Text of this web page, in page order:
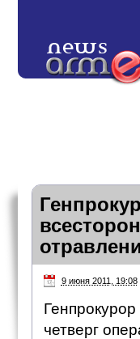
9 июня 2011, 19:08
четверг